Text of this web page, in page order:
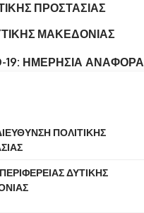
ΠΡΟΣΤΑΣΙΑΣ
ΜΑΚΕΔΟΝΙΑΣ
19: ΗΜΕΡΗΣΙΑ ΑΝΑΦΟΡΑ
ΠΟΛΙΤΙΚΗΣ
ΠΕΡΙΦΕΡΕΙΑΣ ΔΥΤΙΚΗΣ